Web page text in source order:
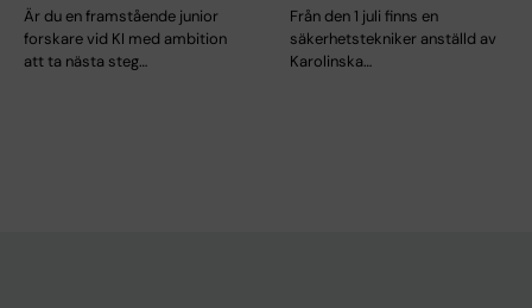
Är du en framstående junior
forskare vid KI med ambition
att ta nästa steg…
Från den 1 juli finns en
säkerhetstekniker anställd av
Karolinska…